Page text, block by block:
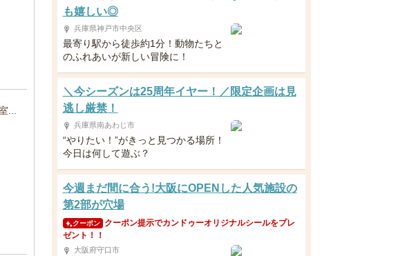
も嬉しい◎
兵庫県神戸市中央区
最寄り駅から徒歩約1分！動物たちと
のふれあいが新しい冒険に！
＼今シーズンは25周年イヤー！／限定企画は見
逃し厳禁！
兵庫県南あわじ市
“やりたい！”がきっと見つかる場所！
今日は何して遊ぶ？
今週まだ間に合う!大阪にOPENした人気施設の
第2部が穴場
クーポン
クーポン提示でカンドゥーオリジナルシールをプレ
ゼント！！
大阪府守口市